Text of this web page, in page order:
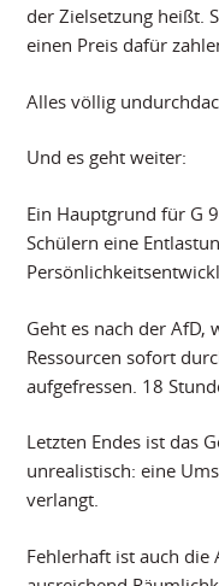
der Zielsetzung heißt.
einen Preis dafür
Alles völlig
Und es geht weiter:
Ein Hauptgrund für G
Schülern eine
Geht es nach der AfD,
Ressourcen sofort
aufgefressen. 18
Letzten Endes ist das
unrealistisch: eine
verlangt.
Fehlerhaft ist auch die